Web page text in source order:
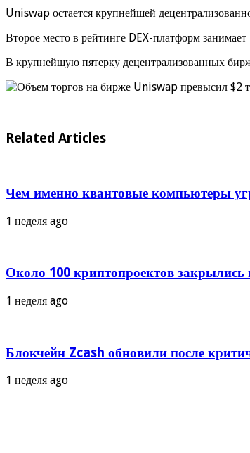
Uniswap остается крупнейшей
Второе место в рейтинге DEX-платформ
В крупнейшую пятерку децентрализованных
Related Articles
Чем именно квантовые компьютеры
1 неделя ago
Около 100 криптопроектов закрылись
1 неделя ago
Блокчейн Zcash обновили после
1 неделя ago